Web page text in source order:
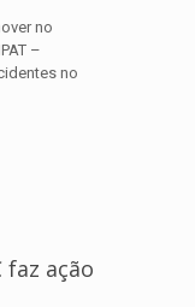
no
–
no
faz ação